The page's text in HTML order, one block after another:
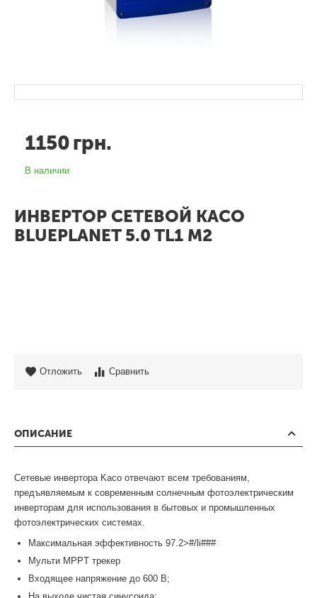
1150грн.
В наличии
ИНВЕРТОР СЕТЕВОЙ KACO
BLUEPLANET 5.0 TL1 M2
Отложить Сравнить
ОПИСАНИЕ
Сетевые инвертора Kaco отвечают всем требованиям,
предъявляемым к современным солнечным фотоэлектрическим
инверторам для использования в бытовых и промышленных
фотоэлектрических системах.
Максимальная эффективность 97.2>#/li###
Мульти MPPT трекер
Входящее напряжение до 600 В;